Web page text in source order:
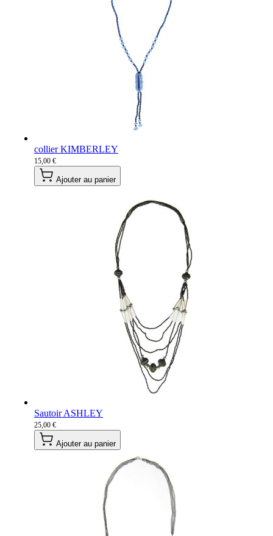
collier KIMBERLEY
15,00 €
Ajouter au panier
Sautoir ASHLEY
25,00 €
Ajouter au panier